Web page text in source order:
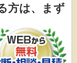
方は、
まず